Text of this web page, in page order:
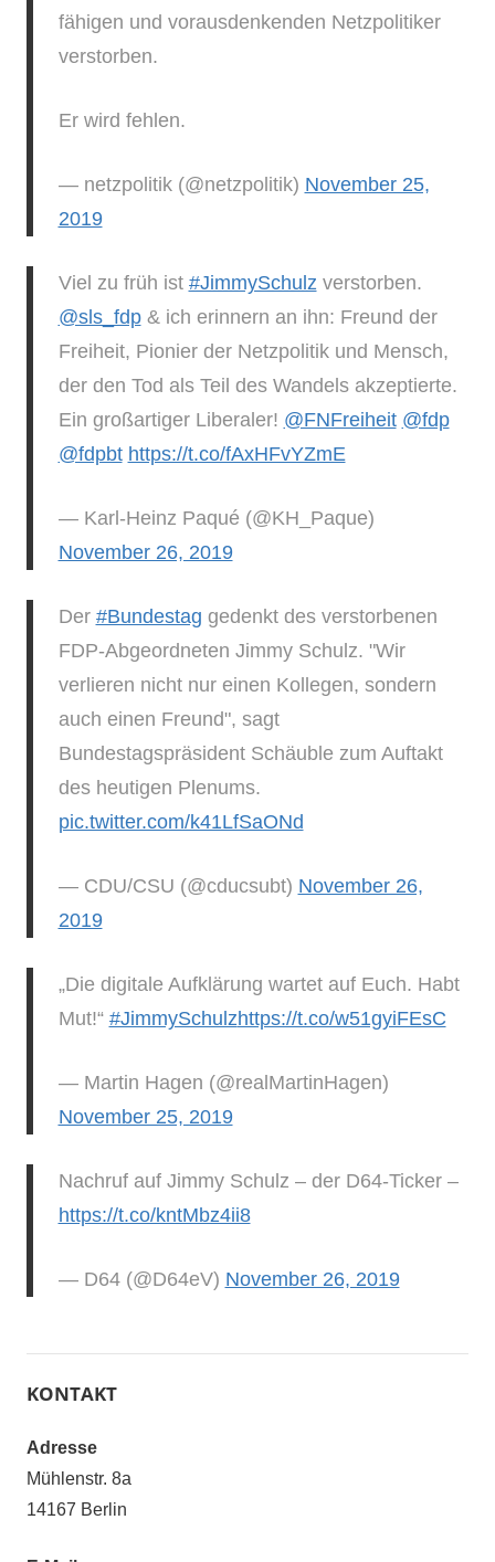
fähigen und vorausdenkenden Netzpolitiker
verstorben.
Er wird fehlen.
— netzpolitik (@netzpolitik) November 25,
2019
Viel zu früh ist #JimmySchulz verstorben.
@sls_fdp⁩ & ich erinnern an ihn: Freund der
Freiheit, Pionier der Netzpolitik und Mensch,
der den Tod als Teil des Wandels akzeptierte.
Ein großartiger Liberaler! ⁦ @FNFreiheit⁩ ⁦ @fdp⁩
@fdpbt https://t.co/fAxHFvYZmE
— Karl-Heinz Paqué (@KH_Paque)
November 26, 2019
Der #Bundestag gedenkt des verstorbenen
FDP-Abgeordneten Jimmy Schulz. "Wir
verlieren nicht nur einen Kollegen, sondern
auch einen Freund", sagt
Bundestagspräsident Schäuble zum Auftakt
des heutigen Plenums.
pic.twitter.com/k41LfSaONd
— CDU/CSU (@cducsubt) November 26,
2019
„Die digitale Aufklärung wartet auf Euch. Habt
Mut!“ #JimmySchulzhttps://t.co/w51gyiFEsC
— Martin Hagen (@realMartinHagen)
November 25, 2019
Nachruf auf Jimmy Schulz – der D64-Ticker –
https://t.co/kntMbz4ii8
— D64 (@D64eV) November 26, 2019
KONTAKT
Adresse
Mühlenstr. 8a
14167 Berlin